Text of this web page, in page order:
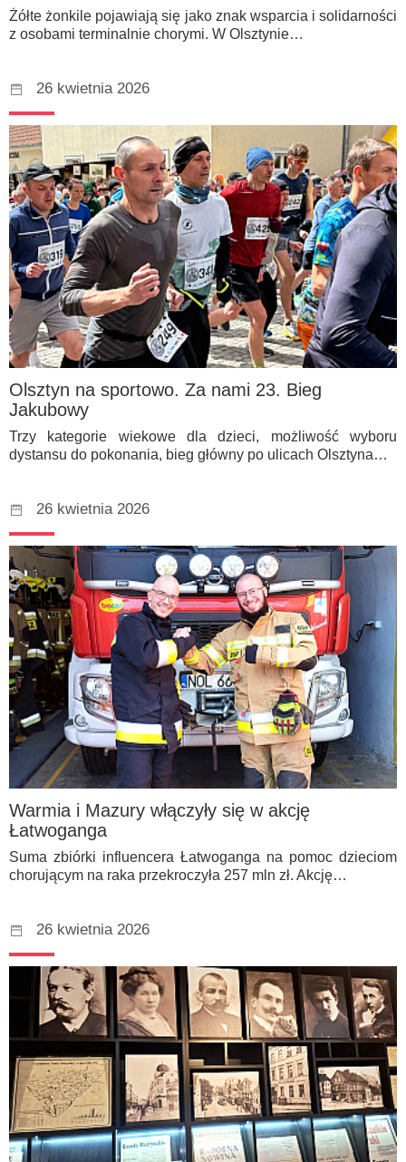
Żółte żonkile pojawiają się jako znak wsparcia i solidarności
z osobami terminalnie chorymi. W Olsztynie…
26 kwietnia 2026
Olsztyn na sportowo. Za nami 23. Bieg
Jakubowy
Trzy kategorie wiekowe dla dzieci, możliwość wyboru
dystansu do pokonania, bieg główny po ulicach Olsztyna…
26 kwietnia 2026
Warmia i Mazury włączyły się w akcję
Łatwoganga
Suma zbiórki influencera Łatwoganga na pomoc dzieciom
chorującym na raka przekroczyła 257 mln zł. Akcję…
26 kwietnia 2026